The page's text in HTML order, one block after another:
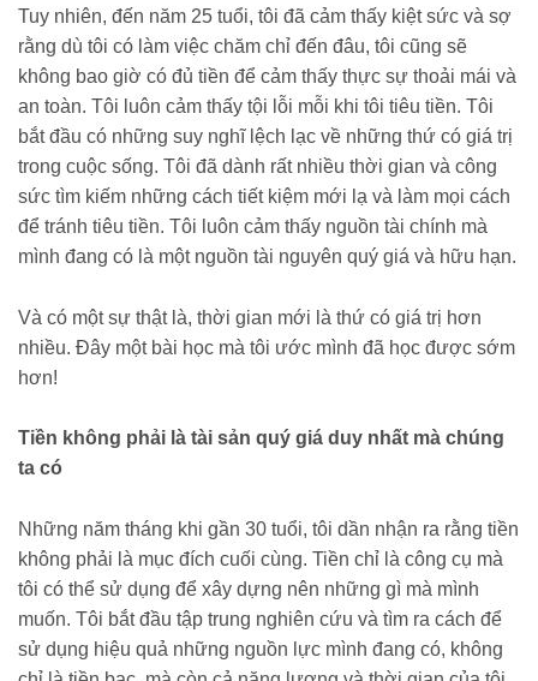
Tuy nhiên, đến năm 25 tuổi, tôi đã cảm thấy kiệt sức và sợ
rằng dù tôi có làm việc chăm chỉ đến đâu, tôi cũng sẽ
không bao giờ có đủ tiền để cảm thấy thực sự thoải mái và
an toàn. Tôi luôn cảm thấy tội lỗi mỗi khi tôi tiêu tiền. Tôi
bắt đầu có những suy nghĩ lệch lạc về những thứ có giá trị
trong cuộc sống. Tôi đã dành rất nhiều thời gian và công
sức tìm kiếm những cách tiết kiệm mới lạ và làm mọi cách
để tránh tiêu tiền. Tôi luôn cảm thấy nguồn tài chính mà
mình đang có là một nguồn tài nguyên quý giá và hữu hạn.
Và có một sự thật là, thời gian mới là thứ có giá trị hơn
nhiều. Đây một bài học mà tôi ước mình đã học được sớm
hơn!
Tiền không phải là tài sản quý giá duy nhất mà chúng
ta có
Những năm tháng khi gần 30 tuổi, tôi dần nhận ra rằng tiền
không phải là mục đích cuối cùng. Tiền chỉ là công cụ mà
tôi có thể sử dụng để xây dựng nên những gì mà mình
muốn. Tôi bắt đầu tập trung nghiên cứu và tìm ra cách để
sử dụng hiệu quả những nguồn lực mình đang có, không